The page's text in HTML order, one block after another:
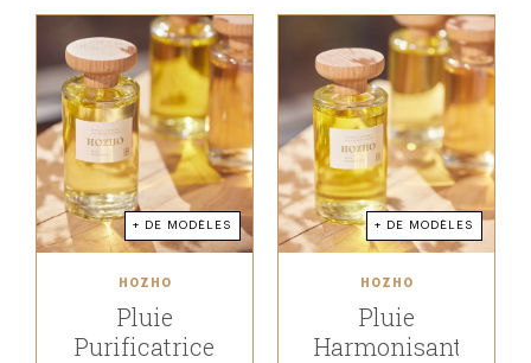
+ DE MODÈLES
HOZHO
Pluie
Purificatrice
+ DE MODÈLES
HOZHO
Pluie
Harmonisante